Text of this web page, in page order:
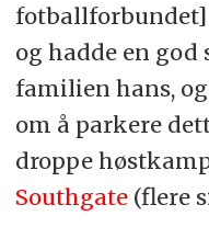
fotballforbundet]
og hadde en god
familien hans,
om å parkere
droppe
Southgate(flere